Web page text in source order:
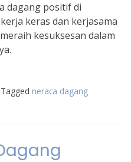
dagang positif di
keras dan kerjasama
kesuksesan dalam
Tagged neraca dagang